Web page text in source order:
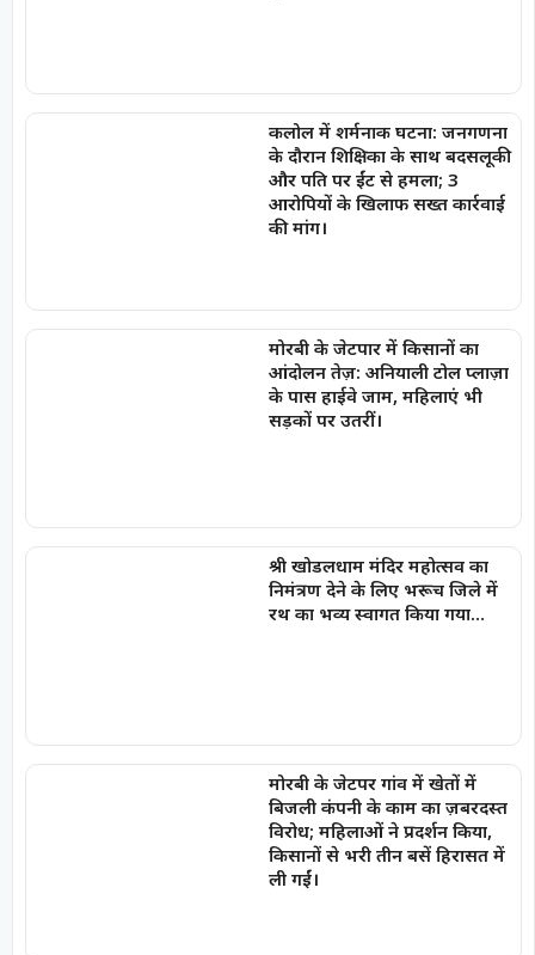
कलोल में शर्मनाक घटना: जनगणना
के दौरान शिक्षिका के साथ बदसलूकी
और पति पर ईंट से हमला; 3
आरोपियों के खिलाफ सख्त कार्रवाई
की मांग।
मोरबी के जेटपार में किसानों का
आंदोलन तेज़: अनियाली टोल प्लाज़ा
के पास हाईवे जाम, महिलाएं भी
सड़कों पर उतरीं।
श्री खोडलधाम मंदिर महोत्सव का
निमंत्रण देने के लिए भरूच जिले में
रथ का भव्य स्वागत किया गया…
मोरबी के जेटपर गांव में खेतों में
बिजली कंपनी के काम का ज़बरदस्त
विरोध; महिलाओं ने प्रदर्शन किया,
किसानों से भरी तीन बसें हिरासत में
ली गईं।